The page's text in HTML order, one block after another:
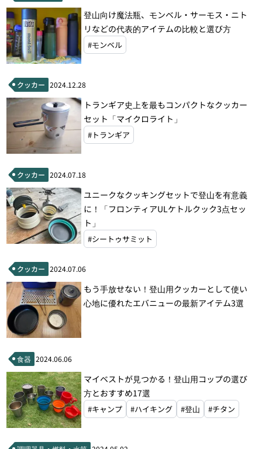
登山向け魔法瓶、モンベル・サーモス・ニト
リなどの代表的アイテムの比較と選び方
#モンベル
クッカー 2024.12.28
トランギア史上を最もコンパクトなクッカー
セット「マイクロライト」
#トランギア
クッカー 2024.07.18
ユニークなクッキングセットで登山を有意義
に！「フロンティアULケトルクック3点セッ
ト」
#シートゥサミット
クッカー 2024.07.06
もう手放せない！登山用クッカーとして使い
心地に優れたエバニューの最新アイテム3選
食器 2024.06.06
マイベストが見つかる！登山用コップの選び
方とおすすめ17選
#キャンプ #ハイキング #登山 #チタン